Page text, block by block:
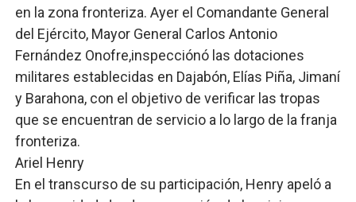
en la zona fronteriza. Ayer el Comandante General
del Ejército, Mayor General Carlos Antonio
Fernández Onofre,inspecciónó las dotaciones
militares establecidas en Dajabón, Elías Piña, Jimaní
y Barahona, con el objetivo de verificar las tropas
que se encuentran de servicio a lo largo de la franja
fronteriza.
Ariel Henry
En el transcurso de su participación, Henry apeló a